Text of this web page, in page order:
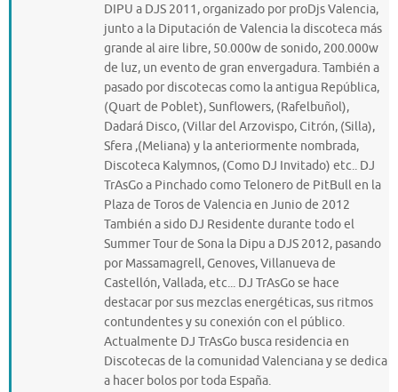
DIPU a DJS 2011, organizado por proDjs Valencia,
junto a la Diputación de Valencia la discoteca más
grande al aire libre, 50.000w de sonido, 200.000w
de luz, un evento de gran envergadura. También a
pasado por discotecas como la antigua República,
(Quart de Poblet), Sunflowers, (Rafelbuñol),
Dadará Disco, (Villar del Arzovispo, Citrón, (Silla),
Sfera ,(Meliana) y la anteriormente nombrada,
Discoteca Kalymnos, (Como DJ Invitado) etc.. DJ
TrAsGo a Pinchado como Telonero de PitBull en la
Plaza de Toros de Valencia en Junio de 2012
También a sido DJ Residente durante todo el
Summer Tour de Sona la Dipu a DJS 2012, pasando
por Massamagrell, Genoves, Villanueva de
Castellón, Vallada, etc... DJ TrAsGo se hace
destacar por sus mezclas energéticas, sus ritmos
contundentes y su conexión con el público.
Actualmente DJ TrAsGo busca residencia en
Discotecas de la comunidad Valenciana y se dedica
a hacer bolos por toda España.